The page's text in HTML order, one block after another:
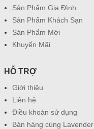
Sản Phẩm Gia Đình
Sản Phẩm Khách Sạn
Sản Phẩm Mới
Khuyến Mãi
HỖ TRỢ
Giới thiệu
Liên hệ
Điều khoản sử dụng
Bán hàng cùng Lavender